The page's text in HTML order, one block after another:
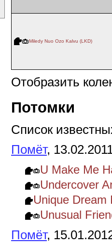
Miledy Nuo Ozo Kalvu (LKD)
Отобразить
Потомки
Список
Помёт,
U Make Me
Undercover
Unique Dream
Unusual
Помёт,